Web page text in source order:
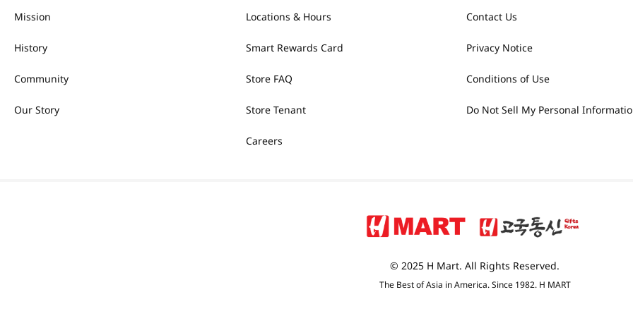
Mission
History
Community
Our Story
Locations & Hours
Smart Rewards Card
Store FAQ
Store Tenant
Careers
Contact Us
Privacy Notice
Conditions of Use
Do Not Sell My Personal
© 2025 H Mart. All Rights Reserved.
The Best of Asia in America. Since 1982. H MART